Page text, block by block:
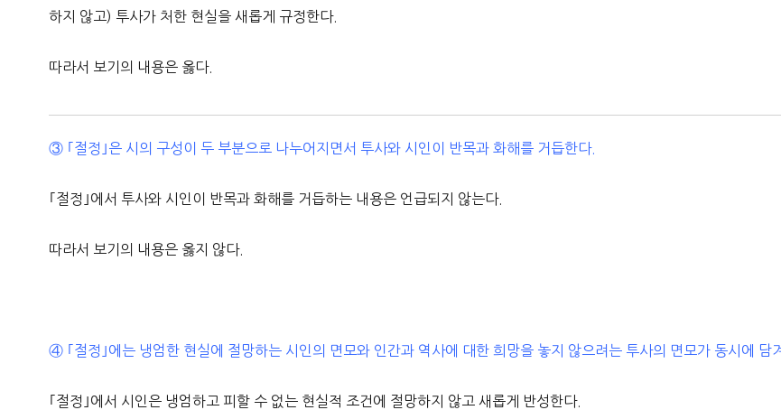
하지 않고) 투사가 처한 현실을 새롭게 규정한다.
따라서 보기의 내용은 옳다.
③ ｢절정｣은 시의 구성이 두 부분으로 나누어지면서 투사와 시인이 반목과 화해를 거듭한다.
｢절정｣에서 투사와 시인이 반목과 화해를 거듭하는 내용은 언급되지 않는다.
따라서 보기의 내용은 옳지 않다.
④ ｢절정｣에는 냉엄한 현실에 절망하는 시인의 면모와 인간과 역사에 대한 희망을 놓지 않으려는 투사의 면모가 동시에 담
｢절정｣에서 시인은 냉엄하고 피할 수 없는 현실적 조건에 절망하지 않고 새롭게 반성한다.